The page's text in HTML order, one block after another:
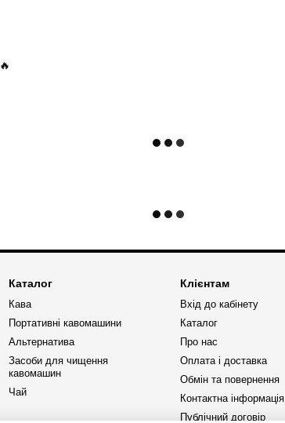
🔥
Каталог
Кава
Портативні кавомашини
Альтернатива
Засоби для чищення
кавомашин
Чай
Клієнтам
Вхід до кабінету
Каталог
Про нас
Оплата і доставка
Обмін та повернення
Контактна інформація
Публічний договір